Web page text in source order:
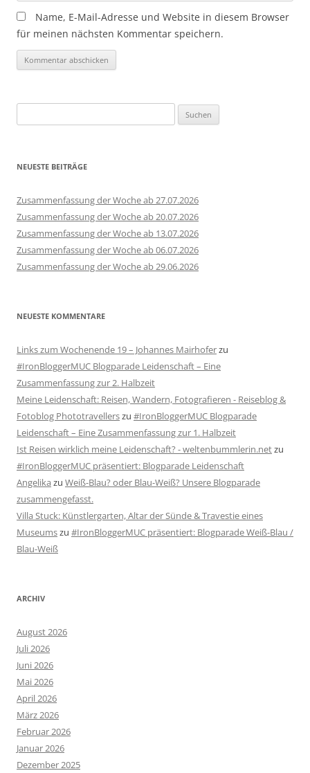
Name, E-Mail-Adresse und Website in diesem Browser
für meinen nächsten Kommentar speichern.
nach:
NEUESTE BEITRÄGE
Zusammenfassung der Woche ab 27.07.2026
Zusammenfassung der Woche ab 20.07.2026
Zusammenfassung der Woche ab 13.07.2026
Zusammenfassung der Woche ab 06.07.2026
Zusammenfassung der Woche ab 29.06.2026
NEUESTE KOMMENTARE
Links zum Wochenende 19 – Johannes Mairhoferzu
#IronBloggerMUC Blogparade Leidenschaft – Eine
Zusammenfassung zur 2. Halbzeit
Meine Leidenschaft: Reisen, Wandern, Fotografieren - Reiseblog &
Fotoblog Phototravellerszu #IronBloggerMUC Blogparade
Leidenschaft – Eine Zusammenfassung zur 1. Halbzeit
Ist Reisen wirklich meine Leidenschaft? - weltenbummlerin.netzu
#IronBloggerMUC präsentiert: Blogparade Leidenschaft
Angelika zu Weiß-Blau? oder Blau-Weiß? Unsere Blogparade
zusammengefasst.
Villa Stuck: Künstlergarten, Altar der Sünde & Travestie eines
Museumszu #IronBloggerMUC präsentiert: Blogparade Weiß-Blau /
Blau-Weiß
ARCHIV
August 2026
Juli 2026
Juni 2026
Mai 2026
April 2026
März 2026
Februar 2026
Januar 2026
Dezember 2025